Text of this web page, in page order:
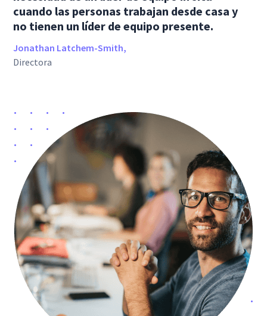
cuando las personas trabajan desde casa y
no tienen un líder de equipo presente.
Jonathan Latchem-Smith,
Directora